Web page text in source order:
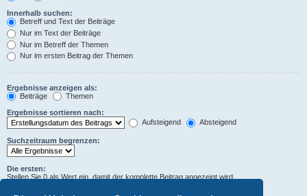
Innerhalb suchen:
Betreff und Text der Beiträge
Nur im Text der Beiträge
Nur im Betreff der Themen
Nur im ersten Beitrag der Themen
Ergebnisse anzeigen als:
Beiträge
Themen
Ergebnisse sortieren nach:
Aufsteigend
Absteigend
Suchzeitraum begrenzen:
Die ersten:
Stellen Sie 0 als Wert ein, damit der komplette Beitrag angezeigt wird.